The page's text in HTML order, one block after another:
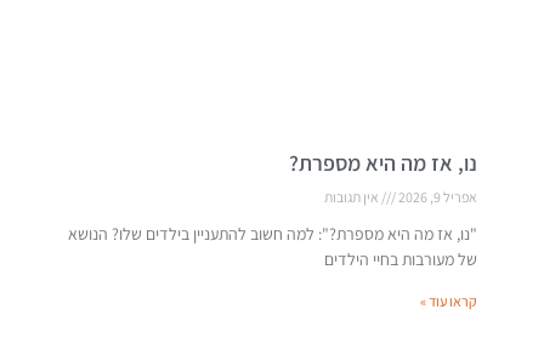
נו, אז מה היא מספרת?
אפריל 9, 2026 אין תגובות
"נו, אז מה היא מספרת?": למה חשוב להתעניין בילדים שלו? הנושא
של מעורבות בחיי הילדים
קראו עוד »